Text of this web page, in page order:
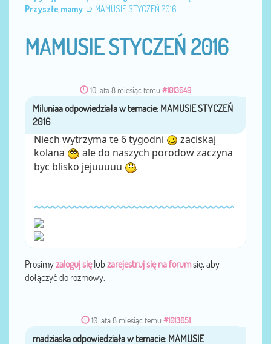
Przyszłe mamy
MAMUSIE STYCZEŃ 2016
MAMUSIE STYCZEŃ 2016
10 lata 8 miesiąc temu #1013649
przezMiluniaa
Niech wytrzyma te 6 tygodni
zaciskaj
kolana
ale do naszych porodow zaczyna
byc blisko jejuuuuu
Prosimyzaloguj sięlub zarejestruj się na forumsię, aby
dołączyć do rozmowy.
10 lata 8 miesiąc temu #1013651
przezmadziaska